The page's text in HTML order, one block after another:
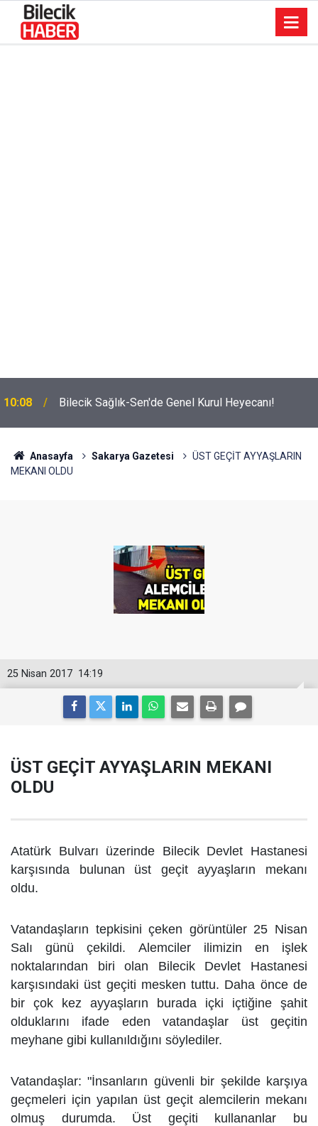
10:08 Bilecik Sağlık-Sen'de Genel Kurul Heyecanı!
Anasayfa Sakarya Gazetesi
ÜST GEÇİT AYYAŞLARIN
MEKANI OLDU
14:19
25 Nisan 2017
ÜST GEÇİT AYYAŞLARIN MEKANI
OLDU
Atatürk Bulvarı üzerinde Bilecik Devlet Hastanesi
karşısında bulunan üst geçit ayyaşların mekanı
oldu.
Vatandaşların tepkisini çeken görüntüler 25 Nisan
Salı günü çekildi. Alemciler ilimizin en işlek
noktalarından biri olan Bilecik Devlet Hastanesi
karşısındaki üst geçiti mesken tuttu. Daha önce de
bir çok kez ayyaşların burada içki içtiğine şahit
olduklarını ifade eden vatandaşlar üst geçitin
meyhane gibi kullanıldığını söylediler.
Vatandaşlar: "İnsanların güvenli bir şekilde karşıya
geçmeleri için yapılan üst geçit alemcilerin mekanı
olmuş durumda. Üst geçiti kullananlar bu